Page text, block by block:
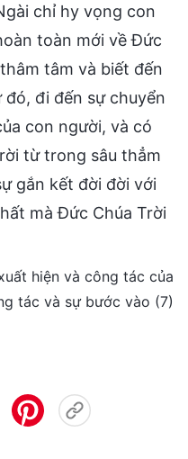
chỉ hy vọng con
toàn mới về Đức
tâm và biết đến
đi đến sự chuyển
con người, và có
từ trong sâu thẳm
gắn kết đời đời với
mà Đức Chúa Trời
hiện và công tác của
tác và sự bước vào (7)